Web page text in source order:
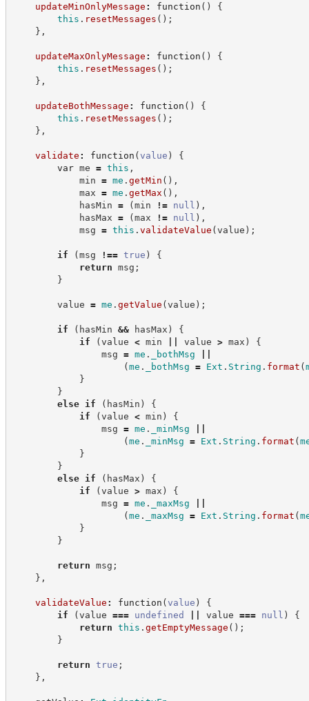
updateMinOnlyMessage : function ( )
{
this . resetMessages ( ) ;
} ,
updateMaxOnlyMessage : function ( )
{
this . resetMessages ( ) ;
} ,
updateBothMessage : function ( )
{
this . resetMessages ( ) ;
} ,
validate : function (value )
{
var me = this ,
min = me . getMin ( ) ,
max = me . getMax ( ) ,
hasMin = (min != null ) ,
hasMax = (max != null ) ,
msg = this . validateValue (value ) ;
if (msg !== true )
{
return msg ;
}
value = me . getValue (value ) ;
if ( hasMin && hasMax )
{
if
(value < min value > max )
{
msg = me . _bothMsg
(me . _bothMsg = Ext . String . format (
}
}
else
if ( hasMin )
{
if
(value < min )
{
msg = me . _minMsg
(me . _minMsg = Ext . String . format (
}
}
else
if ( hasMax )
{
if
(value > max )
{
msg = me . _maxMsg
(me . _maxMsg = Ext . String . format (
}
}
return msg ;
} ,
validateValue : function (value )
{
if
(value === undefined value === null )
{
return this . getEmptyMessage ( ) ;
}
return true ;
} ,